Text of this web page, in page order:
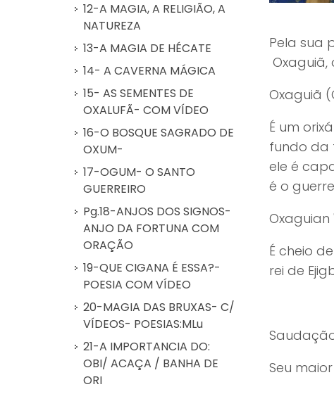
Pela sua
Oxaguiã
É um
fundo da
ele é
é o
É cheio
rei de
Seu
12-A MAGIA, A RELIGIÃO, A
NATUREZA
13-A MAGIA DE HÉCATE
14- A CAVERNA MÁGICA
15- AS SEMENTES DE
OXALUFÃ- COM VÍDEO
16-O BOSQUE SAGRADO DE
OXUM-
17-OGUM- O SANTO
GUERREIRO
Pg.18-ANJOS DOS SIGNOS-
ANJO DA FORTUNA COM
ORAÇÃO
19-QUE CIGANA É ESSA?-
POESIA COM VÍDEO
20-MAGIA DAS BRUXAS- C/
VÍDEOS- POESIAS:MLu
21-A IMPORTANCIA DO:
OBI/ ACAÇA / BANHA DE
ORI